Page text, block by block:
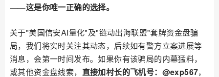
——这是你唯一正确的选择。
关于"美国信安AI量化"及"链动出海联盟"套牌资金盘骗
局，我们将实时关注其动态，后续如有警方立案进展等
消息，会第一时间发布。如果你有该骗局的内幕猛料，
或其他资金盘线索， 直接加村长的飞机号：@exp567，